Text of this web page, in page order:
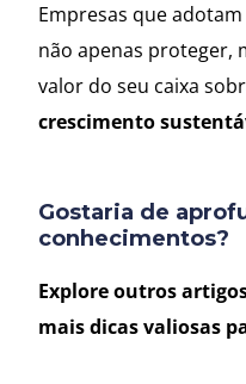
Empresas que
não apenas proteger,
valor do seu caixa
crescimento
Gostaria de
conhecimentos?
Explore outros
mais dicas valiosas